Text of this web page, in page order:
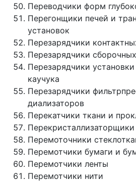
Переводчики форм
Перегонщики печей и
установок
Перезарядчики
Перезарядчики
Перезарядчики
каучука
Перезарядчики
диализаторов
Перекатчики ткани и
Перекристаллизаторщики
Перемоточники
Перемотчики бумаги и
Перемотчики ленты
Перемотчики нити